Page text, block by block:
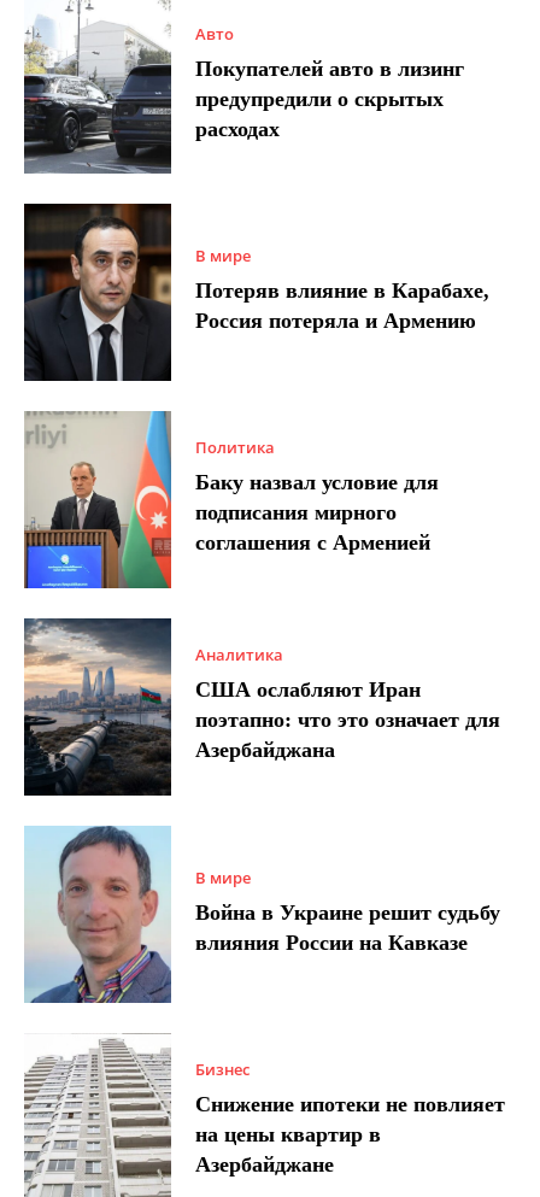
Авто
Покупателей авто в лизинг
предупредили о скрытых
расходах
В мире
Потеряв влияние в Карабахе,
Россия потеряла и Армению
Политика
Баку назвал условие для
подписания мирного
соглашения с Арменией
Аналитика
США ослабляют Иран
поэтапно: что это означает для
Азербайджана
В мире
Война в Украине решит судьбу
влияния России на Кавказе
Бизнес
Снижение ипотеки не повлияет
на цены квартир в
Азербайджане